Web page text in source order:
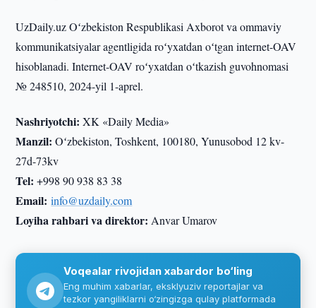
UzDaily.uz Oʻzbekiston Respublikasi Axborot va ommaviy
kommunikatsiyalar agentligida roʻyxatdan oʻtgan internet-OAV
hisoblanadi. Internet-OAV roʻyxatdan oʻtkazish guvohnomasi
№ 248510, 2024-yil 1-aprel.
Nashriyotchi:XK «Daily Media»
Manzil: Oʻzbekiston, Toshkent, 100180, Yunusobod 12 kv-
27d-73kv
Tel:+998 90 938 83 38
Email:info@uzdaily.com
Loyiha rahbari va direktor:Anvar Umarov
Voqealar rivojidan xabardor bo‘ling
Eng muhim xabarlar, eksklyuziv reportajlar va
tezkor yangiliklarni o‘zingizga qulay platformada